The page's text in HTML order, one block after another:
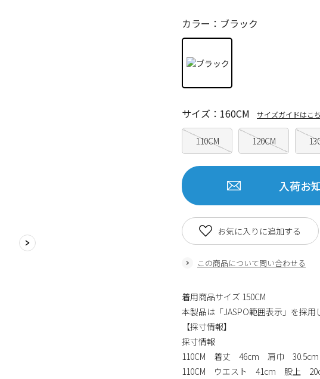
カラー：ブラック
110CM 120CM
サイズ：160CM サイズガイドはこ
入荷お
この商品について問い合わせる
お気に入りに追加する
着用商品サイズ 150CM
本製品は「JASPO範囲表示」を採用
【採寸情報】
採寸情報
110CM 着丈 46cm 肩巾
110CM ウエスト 41cm 股上